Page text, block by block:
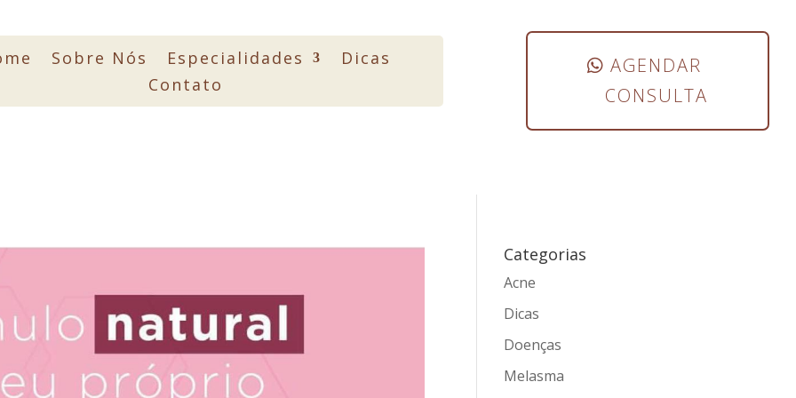
Sobre Nós Especialidades
Dicas
Contato
AGENDAR
CONSULTA
Categorias
Acne
Dicas
Doenças
Melasma